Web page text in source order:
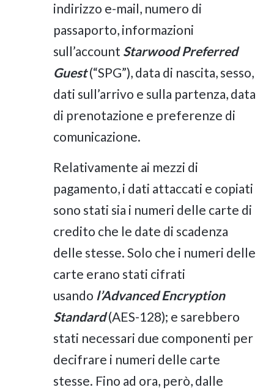
indirizzo e-mail, numero di
passaporto, informazioni
sull’account Starwood Preferred
Guest(“SPG”), data di nascita, sesso,
dati sull’arrivo e sulla partenza, data
di prenotazione e preferenze di
comunicazione.
Relativamente ai mezzi di
pagamento, i dati attaccati e copiati
sono stati sia i numeri delle carte di
credito che le date di scadenza
delle stesse. Solo che i numeri delle
carte erano stati cifrati
usando l’Advanced Encryption
Standard(AES-128); e sarebbero
stati necessari due componenti per
decifrare i numeri delle carte
stesse. Fino ad ora, però, dalle